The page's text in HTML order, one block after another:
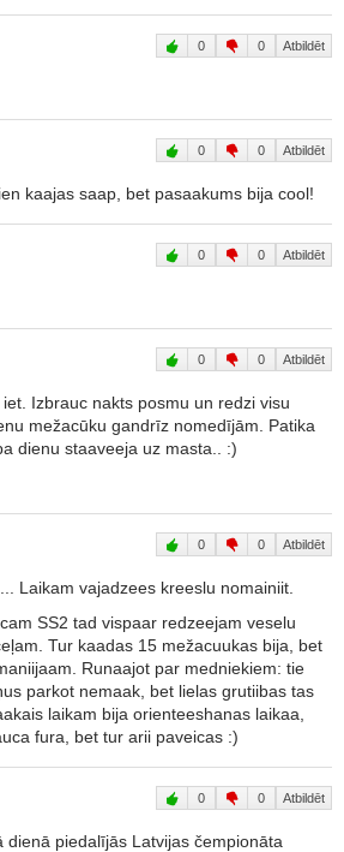
0 0 Atbildēt
0 0 Atbildēt
kaajas saap, bet pasaakums bija cool!
0 0 Atbildēt
0 0 Atbildēt
Izbrauc nakts posmu un redzi visu
mežacūku gandrīz nomedījām. Patika
dienu staaveeja uz masta.. :)
0 0 Atbildēt
Laikam vajadzees kreeslu nomainiit.
SS2 tad vispaar redzeejam veselu
Tur kaadas 15 mežacuukas bija, bet
Runaajot par medniekiem: tie
parkot nemaak, bet lielas grutiibas tas
laikam bija orienteeshanas laikaa,
fura, bet tur arii paveicas :)
0 0 Atbildēt
dienā piedalījās Latvijas čempionāta